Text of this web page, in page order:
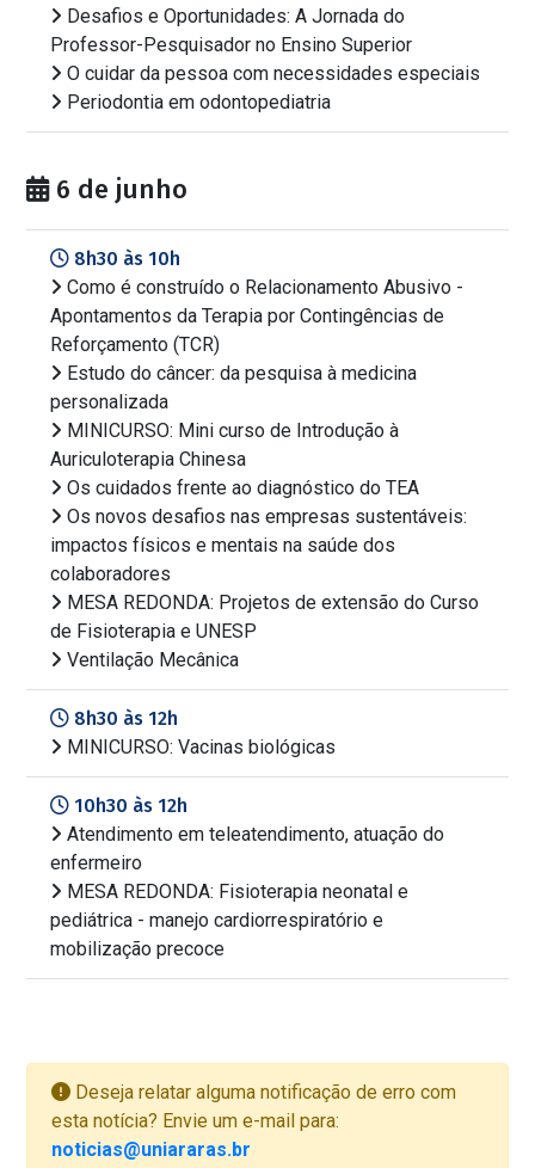
Desafios e Oportunidades: A Jornada do
Professor-Pesquisador no Ensino Superior
O cuidar da pessoa com necessidades especiais
Periodontia em odontopediatria
6 de junho
8h30 às 10h
Como é construído o Relacionamento Abusivo -
Apontamentos da Terapia por Contingências de
Reforçamento (TCR)
Estudo do câncer: da pesquisa à medicina
personalizada
MINICURSO: Mini curso de Introdução à
Auriculoterapia Chinesa
Os cuidados frente ao diagnóstico do TEA
Os novos desafios nas empresas sustentáveis:
impactos físicos e mentais na saúde dos
colaboradores
MESA REDONDA: Projetos de extensão do Curso
de Fisioterapia e UNESP
Ventilação Mecânica
8h30 às 12h
MINICURSO: Vacinas biológicas
10h30 às 12h
Atendimento em teleatendimento, atuação do
enfermeiro
MESA REDONDA: Fisioterapia neonatal e
pediátrica - manejo cardiorrespiratório e
mobilização precoce
Deseja relatar alguma notificação de erro com
esta notícia? Envie um e-mail para:
noticias@uniararas.br